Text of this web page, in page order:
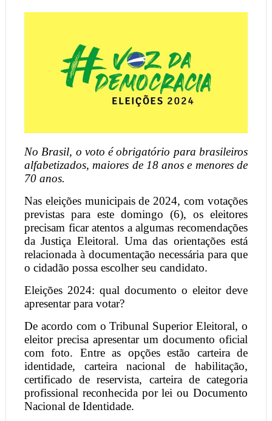
No Brasil, o voto é obrigatório para brasileiros
alfabetizados, maiores de 18 anos e menores de
70 anos.
Nas eleições municipais de 2024, com votações
previstas para este domingo (6), os eleitores
precisam ficar atentos a algumas recomendações
da Justiça Eleitoral. Uma das orientações está
relacionada à documentação necessária para que
o cidadão possa escolher seu candidato.
Eleições 2024: qual documento o eleitor deve
apresentar para votar?
De acordo com o Tribunal Superior Eleitoral, o
eleitor precisa apresentar um documento oficial
com foto. Entre as opções estão carteira de
identidade, carteira nacional de habilitação,
certificado de reservista, carteira de categoria
profissional reconhecida por lei ou Documento
Nacional de Identidade.